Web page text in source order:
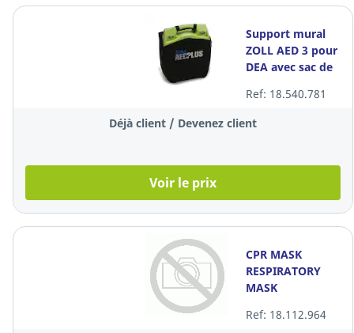
Support mural
ZOLL AED 3 pour
DEA avec sac de
Ref: 18.540.781
Déjà client / Devenez client
Voir le prix
CPR MASK
RESPIRATORY
MASK
Ref: 18.112.964